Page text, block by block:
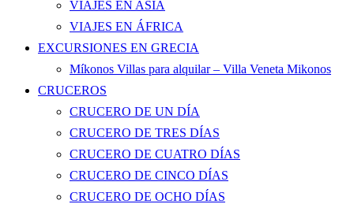
VIAJES EN ASIA
VIAJES EN ÁFRICA
EXCURSIONES EN GRECIA
Míkonos Villas para alquilar – Villa Veneta Mikonos
CRUCEROS
CRUCERO DE UN DÍA
CRUCERO DE TRES DÍAS
CRUCERO DE CUATRO DÍAS
CRUCERO DE CINCO DÍAS
CRUCERO DE OCHO DÍAS